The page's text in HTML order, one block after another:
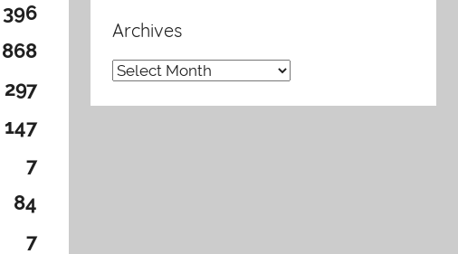
396
868
297
147
7
84
7
Archives
Archives